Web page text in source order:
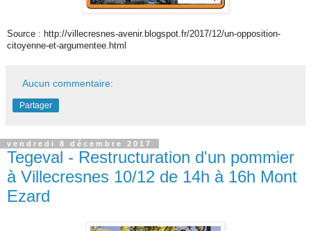
Source : http://villecresnes-avenir.blogspot.fr/2017/12/un-opposition-
citoyenne-et-argumentee.html
Aucun commentaire:
Partager
vendredi 8 décembre 2017
Tegeval - Restructuration d'un pommier
à Villecresnes 10/12 de 14h à 16h Mont
Ezard